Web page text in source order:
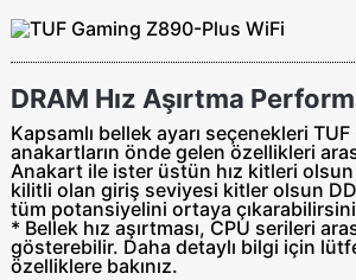
DRAM Hız Aşırtma
Kapsamlı bellek ayarı seçenekleri TUF
anakartların önde gelen özellikleri
Anakart ile ister üstün hız kitleri
kilitli olan giriş seviyesi kitler olsun
tüm potansiyelini ortaya
* Bellek hız aşırtması, CPU serileri
gösterebilir. Daha detaylı bilgi için
özelliklere bakınız.